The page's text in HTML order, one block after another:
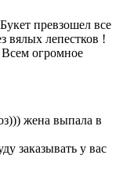
превзошел все
вялых лепестков !
Всем огромное
жена выпала в
заказывать у вас